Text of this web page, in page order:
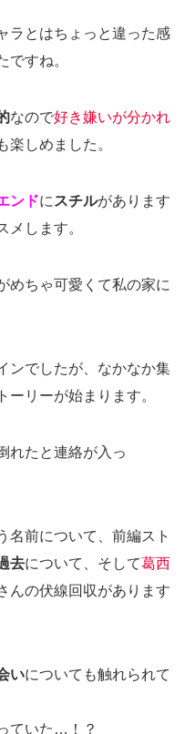
ラとはちょっと違った感
ですね。
なので好き嫌いが分かれ
楽しめました。
ンドに スチルがあります
メします。
めちゃ可愛くて私の家に
ンでしたが、なかなか集
ーリーが始まります。
れたと連絡が入っ
名前について、前編スト
去について、そして葛西
んの伏線回収があります
いについても触れられて
ていた…！？